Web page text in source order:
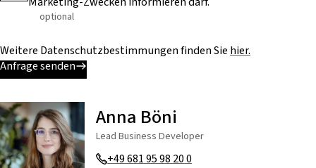
optional
Weitere Datenschutzbestimmungen finden Sie hier.
Anfrage senden
Anna Böni
Lead Business Developer
+49 681 95 98 20 0